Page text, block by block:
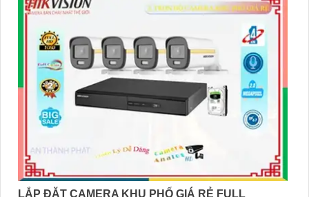
LẮP ĐẶT CAMERA KHU PHỐ GIÁ RẺ FULL